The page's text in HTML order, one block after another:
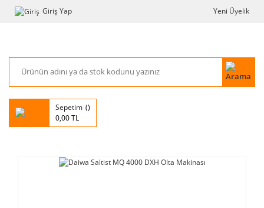
Giriş Yap Yeni Üyelik
Sepetim
0,00 TL